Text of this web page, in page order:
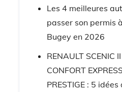
Les 4 meilleures
passer son permis
Bugey en 2026
RENAULT SCENIC
CONFORT
PRESTIGE : 5 idées